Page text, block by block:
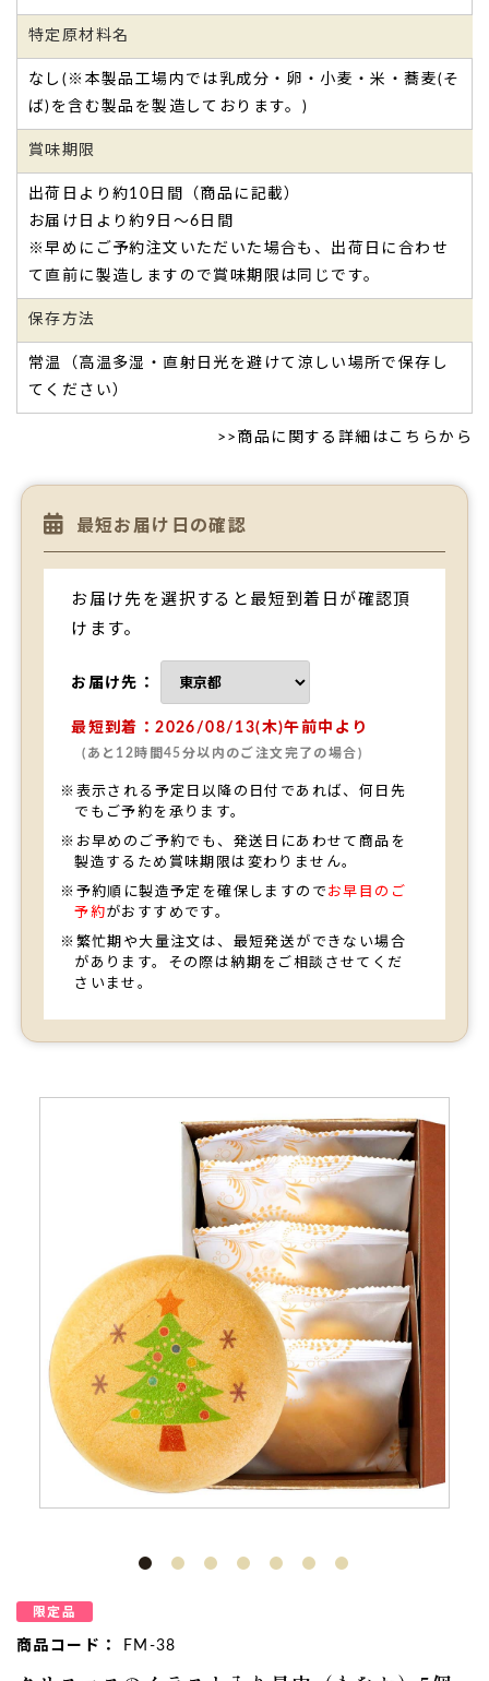
特定原材料名
なし(※本製品工場内では乳成分・卵・小麦・米・蕎麦(そ
ば)を含む製品を製造しております。)
賞味期限
出荷日より約10日間（商品に記載）
お届け日より約9日～6日間
※早めにご予約注文いただいた場合も、出荷日に合わせ
て直前に製造しますので賞味期限は同じです。
保存方法
常温（高温多湿・直射日光を避けて涼しい場所で保存し
てください）
>> 商品に関する詳細はこちらから
最短お届け日の確認
お届け先を選択すると最短到着日が確認頂
けます。
お届け先：
最短到着：2026/08/13(木)午前中より
(あと12時間45分以内のご注文完了の場合)
※表示される予定日以降の日付であれば、何日先
でもご予約を承ります。
※お早めのご予約でも、発送日にあわせて商品を
製造するため賞味期限は変わりません。
※予約順に製造予定を確保しますので お早目のご
予約がおすすめです。
※繁忙期や大量注文は、最短発送ができない場合
があります。その際は納期をご相談させてくだ
さいませ。
限定品
商品コード： FM-38